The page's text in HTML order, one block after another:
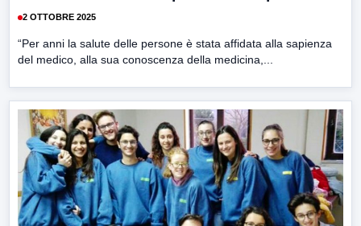
2 OTTOBRE 2025
“Per anni la salute delle persone è stata affidata alla sapienza
del medico, alla sua conoscenza della medicina,...